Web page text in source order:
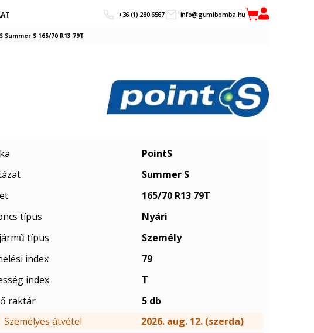
+36 (1) 280 6567 info@gumibomba.hu
Summer S 165/70 R13 79T
PointS
Summer S
165/70 R13 79T
típus
Nyári
típus
Személy
index
79
index
T
raktár
5 db
Személyes átvétel
2026. aug. 12. (szerda)